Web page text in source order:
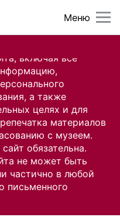
включая все
а также
целях и для
материалов
с музеем.
обязательна.
не может быть
частично в любой
письменного
Меню